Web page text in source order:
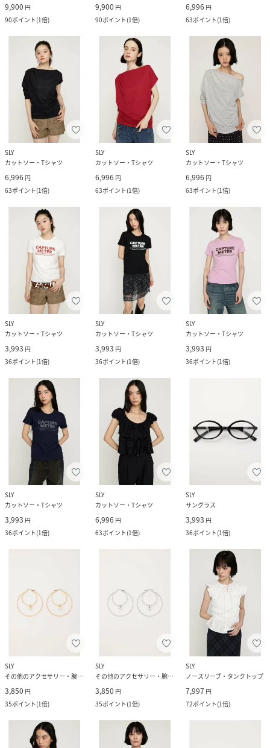
9,900 円
90ポイント(1倍)
9,900 円
90ポイント(1倍)
6,996 円
63ポイント(1倍)
SLY
カットソー・Tシャツ
6,996 円
63ポイント(1倍)
SLY
カットソー・Tシャツ
6,996 円
63ポイント(1倍)
SLY
カットソー・Tシャツ
6,996 円
63ポイント(1倍)
SLY
カットソー・Tシャツ
3,993 円
36ポイント(1倍)
SLY
カットソー・Tシャツ
3,993 円
36ポイント(1倍)
SLY
カットソー・Tシャツ
3,993 円
36ポイント(1倍)
SLY
カットソー・Tシャツ
3,993 円
36ポイント(1倍)
SLY
カットソー・Tシャツ
6,996 円
63ポイント(1倍)
SLY
サングラス
3,993 円
36ポイント(1倍)
SLY
その他のアクセサリー・腕時計
3,850 円
35ポイント(1倍)
SLY
その他のアクセサリー・腕時計
3,850 円
35ポイント(1倍)
SLY
ノースリーブ・タンクトップ
7,997 円
72ポイント(1倍)